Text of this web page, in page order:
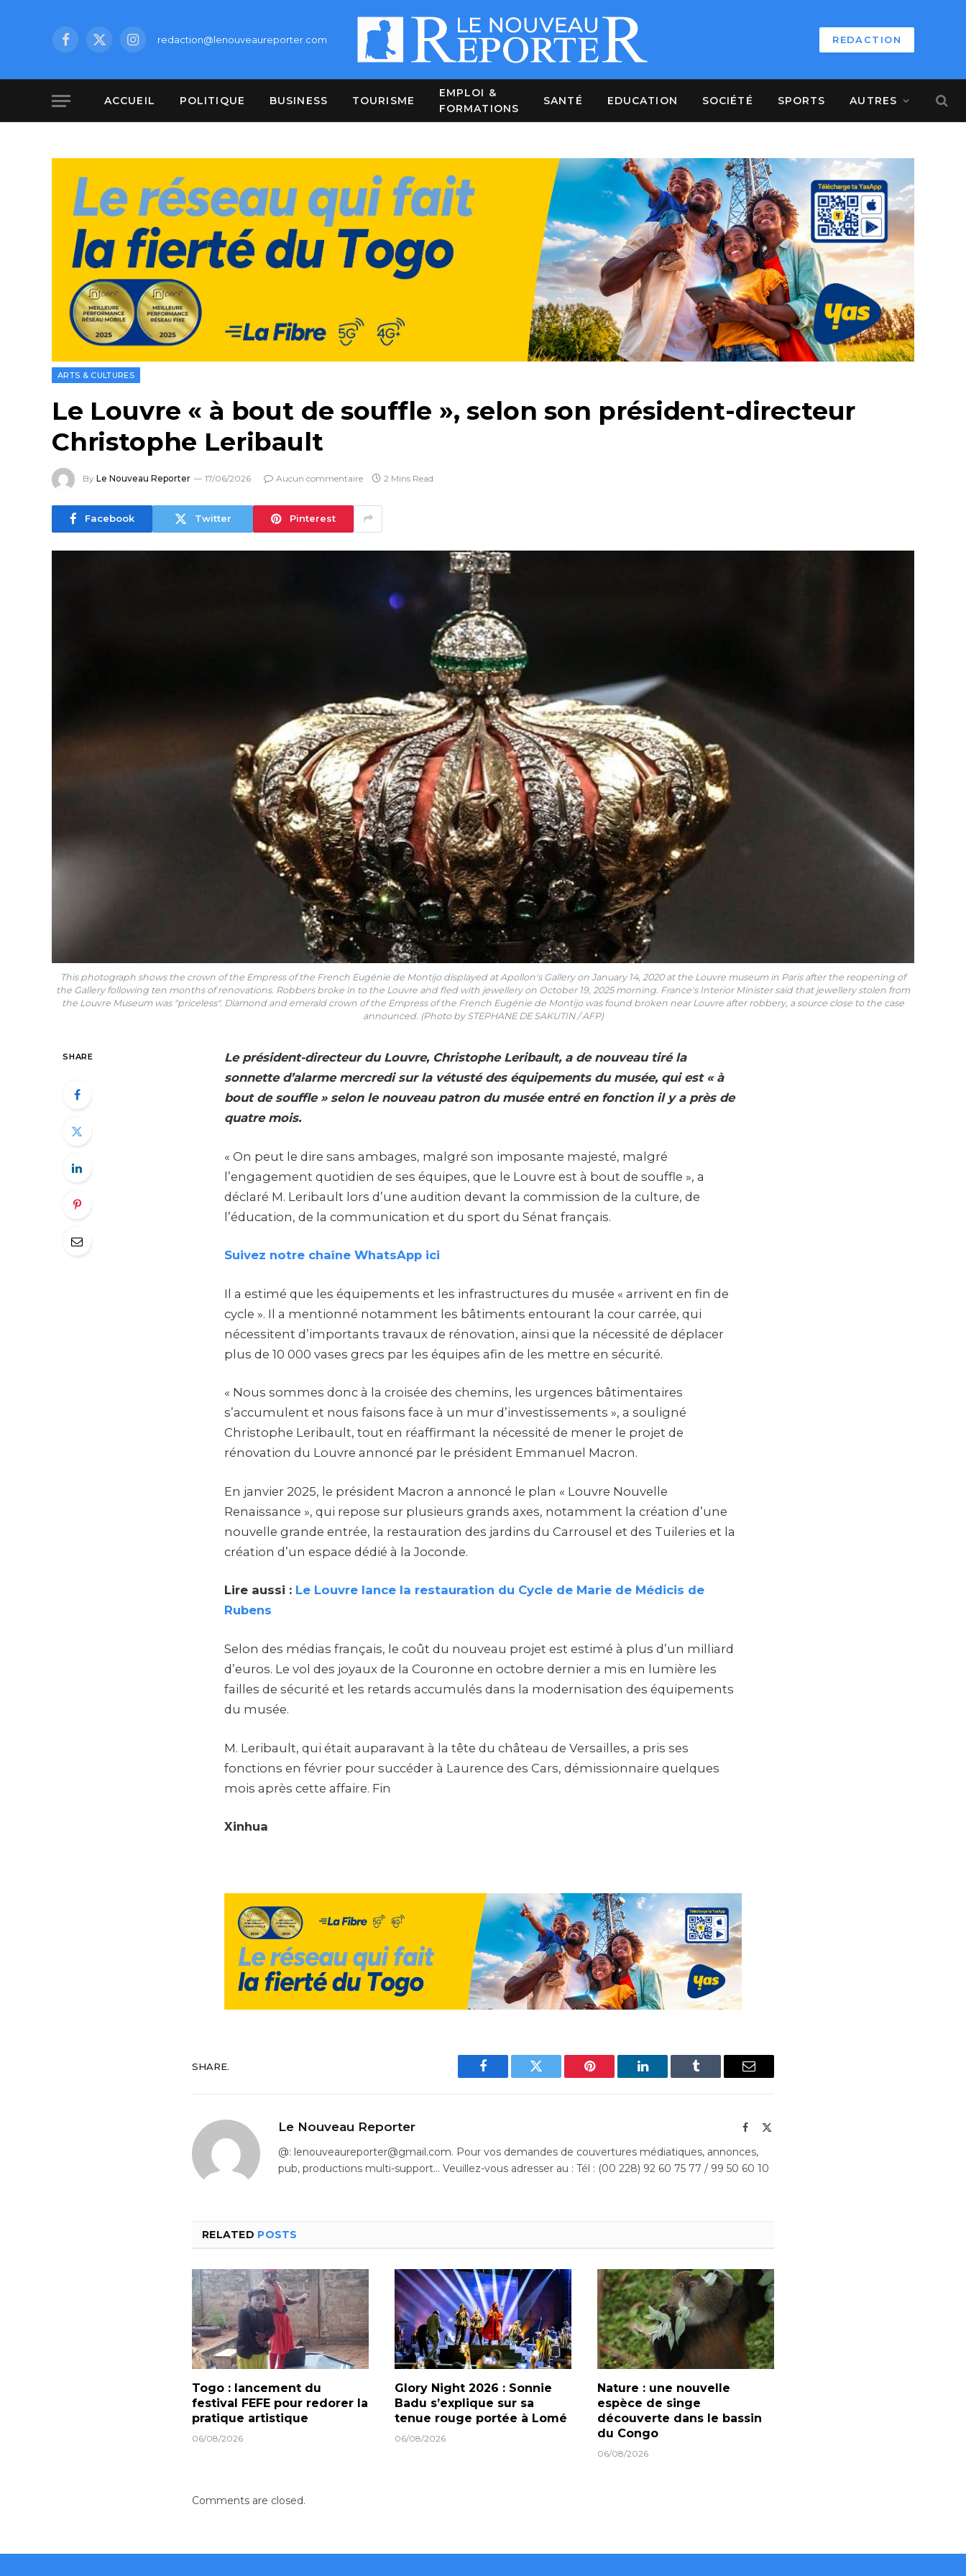
Facebook
X
Instagramredaction@lenouveaureporter.com REDACTION
ACCUEIL POLITIQUE BUSINESS TOURISME
EMPLOI &
FORMATIONS
SANTÉ EDUCATION SOCIÉTÉ SPORTS AUTRES
ARTS & CULTURES
Le Louvre « à bout de souffle », selon son président-directeur
Christophe Leribault
By Le Nouveau Reporter 17/06/2026 Aucun commentaire 2 Mins Read
Facebook Twitter Pinterest
This photograph shows the crown of the Empress of the French Eugénie de Montijo displayed at Apollon's Gallery on January 14, 2020 at the Louvre museum in Paris after the reopening of
the Gallery following ten months of renovations. Robbers broke in to the Louvre and fled with jewellery on October 19, 2025 morning. France's Interior Minister said that jewellery stolen from
the Louvre Museum was "priceless". Diamond and emerald crown of the Empress of the French Eugénie de Montijo was found broken near Louvre after robbery, a source close to the case
announced. (Photo by STEPHANE DE SAKUTIN / AFP)
SHARE
Le président-directeur du Louvre, Christophe Leribault, a de nouveau tiré la
sonnette d’alarme mercredi sur la vétusté des équipements du musée, qui est « à
bout de souffle » selon le nouveau patron du musée entré en fonction il y a près de
quatre mois.
« On peut le dire sans ambages, malgré son imposante majesté, malgré
l’engagement quotidien de ses équipes, que le Louvre est à bout de souffle », a
déclaré M. Leribault lors d’une audition devant la commission de la culture, de
l’éducation, de la communication et du sport du Sénat français.
Suivez notre chaîne WhatsApp ici
Il a estimé que les équipements et les infrastructures du musée « arrivent en fin de
cycle ». Il a mentionné notamment les bâtiments entourant la cour carrée, qui
nécessitent d’importants travaux de rénovation, ainsi que la nécessité de déplacer
plus de 10 000 vases grecs par les équipes afin de les mettre en sécurité.
« Nous sommes donc à la croisée des chemins, les urgences bâtimentaires
s’accumulent et nous faisons face à un mur d’investissements », a souligné
Christophe Leribault, tout en réaffirmant la nécessité de mener le projet de
rénovation du Louvre annoncé par le président Emmanuel Macron.
En janvier 2025, le président Macron a annoncé le plan « Louvre Nouvelle
Renaissance », qui repose sur plusieurs grands axes, notamment la création d’une
nouvelle grande entrée, la restauration des jardins du Carrousel et des Tuileries et la
création d’un espace dédié à la Joconde.
Lire aussi : Le Louvre lance la restauration du Cycle de Marie de Médicis de
Rubens
Selon des médias français, le coût du nouveau projet est estimé à plus d’un milliard
d’euros. Le vol des joyaux de la Couronne en octobre dernier a mis en lumière les
failles de sécurité et les retards accumulés dans la modernisation des équipements
du musée.
M. Leribault, qui était auparavant à la tête du château de Versailles, a pris ses
fonctions en février pour succéder à Laurence des Cars, démissionnaire quelques
mois après cette affaire. Fin
Xinhua
SHARE.
Facebook Twitter Pinterest LinkedIn Tumblr Email
Le Nouveau Reporter Facebook
@: lenouveaureporter@gmail.com. Pour vos demandes de couvertures médiatiques, annonces,
pub, productions multi-support… Veuillez-vous adresser au : Tél : (00 228) 92 60 75 77 / 99 50 60 10
RELATED POSTS
Togo : lancement du
festival FEFE pour redorer la
pratique artistique
06/08/2026
Glory Night 2026 : Sonnie
Badu s’explique sur sa
tenue rouge portée à Lomé
06/08/2026
Nature : une nouvelle
espèce de singe
découverte dans le bassin
du Congo
06/08/2026
Comments are closed.